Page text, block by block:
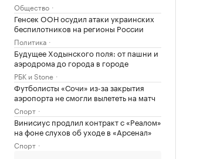
Общество
Генсек ООН осудил атаки украинских
беспилотников на регионы России
Политика
Будущее Ходынского поля: от пашни и
аэродрома до города в городе
РБК и Stone
Футболисты «Сочи» из-за закрытия
аэропорта не смогли вылететь на матч
Спорт
Винисиус продлил контракт с «Реалом»
на фоне слухов об уходе в «Арсенал»
Спорт